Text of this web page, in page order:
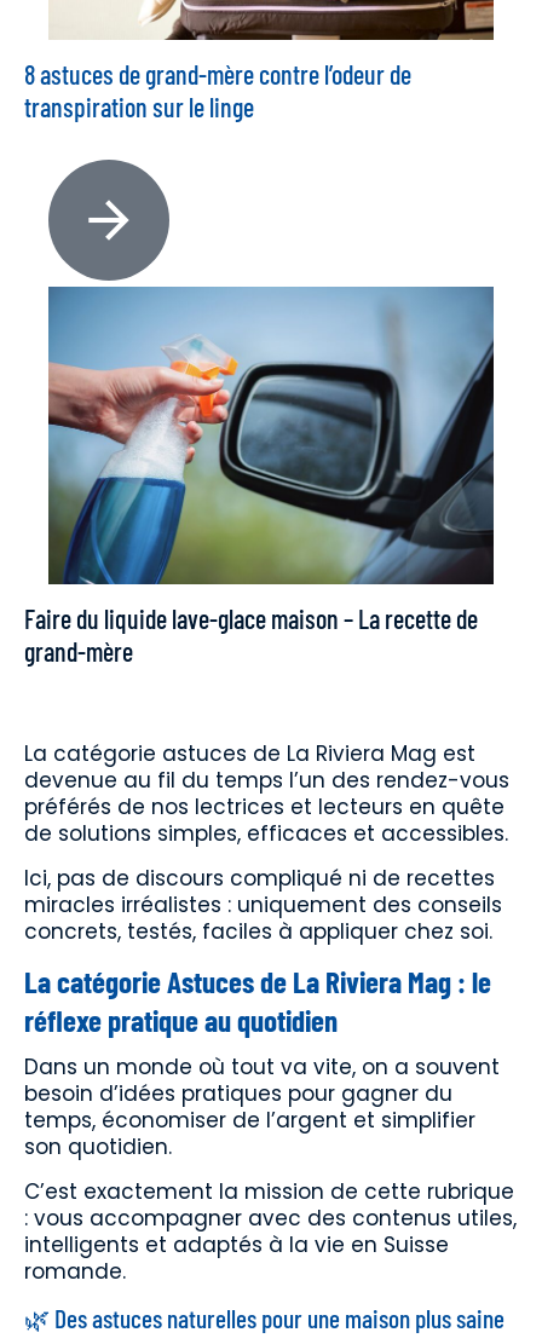
8 astuces de grand-mère contre l’odeur de
transpiration sur le linge
Faire du liquide lave-glace maison – La recette de
grand-mère
La catégorie astuces de La Riviera Mag est
devenue au fil du temps l’un des rendez-vous
préférés de nos lectrices et lecteurs en quête
de solutions simples, efficaces et accessibles.
Ici, pas de discours compliqué ni de recettes
miracles irréalistes : uniquement des conseils
concrets, testés, faciles à appliquer chez soi.
La catégorie Astuces de La Riviera Mag : le
réflexe pratique au quotidien
Dans un monde où tout va vite, on a souvent
besoin d’idées pratiques pour gagner du
temps, économiser de l’argent et simplifier
son quotidien.
C’est exactement la mission de cette rubrique
: vous accompagner avec des contenus utiles,
intelligents et adaptés à la vie en Suisse
romande.
🌿 Des astuces naturelles pour une maison plus saine